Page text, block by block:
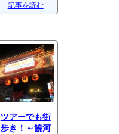
記事を読む
ツアーでも街
歩き！～饒河